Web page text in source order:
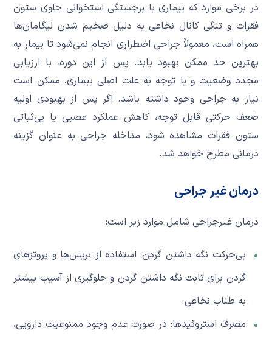
در برخی موارد که بیماری با برجستگی استخوانی جلوی ستون
فقرات و تنگی کانال نخاعی به دلیل ضخیم شدن لیگامان‌ها
همراه است، معمولاً جراحی اضطراری انجام نمی‌شود تا بیمار به
بهترین حد ممکن بهبود یابد. پس از این دوره، با ارزیابی
مجدد وضعیت و با توجه به علت اصلی بیماری، ممکن است
نیاز به جراحی وجود داشته باشد. اگر پس از بهبودی اولیه
ضعف حرکتی قابل توجه، کاهش عملکرد عصبی یا بی‌ثباتی
ستون فقرات مشاهده شود، مداخله جراحی به عنوان گزینه
درمانی مطرح خواهد شد.
درمان غیر جراحی
درمان غیرجراحی شامل موارد زیر است:
بی‌حرکت نگه داشتن گردن: استفاده از بریس‌ها و پروتزهای
گردن برای ثابت نگه داشتن گردن و جلوگیری از آسیب بیشتر
به طناب نخاعی.
مصرف استروئیدها: در صورت عدم وجود ممنوعیت دارویی،